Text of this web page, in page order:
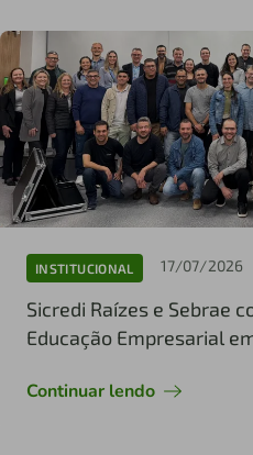
INSTITUCIONAL 17/07/2026
Sicredi Raízes e Sebrae
Educação Empresarial
Continuar lendo